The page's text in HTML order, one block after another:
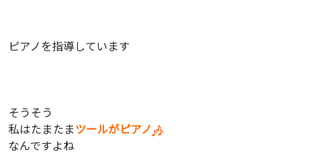
ピアノを指導しています
そうそう
私はたまたまツールがピアノ
なんですよね